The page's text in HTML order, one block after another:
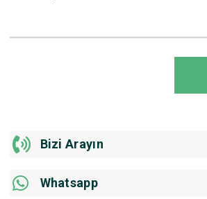
Bizi Arayın
Whatsapp